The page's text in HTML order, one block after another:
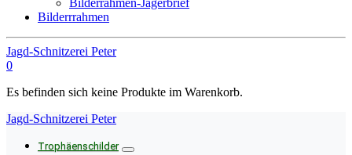
Bilderrahmen-Jägerbrief
Bilderrrahmen
Jagd-Schnitzerei Peter
0
Es befinden sich keine Produkte im Warenkorb.
Jagd-Schnitzerei Peter
Trophäenschilder